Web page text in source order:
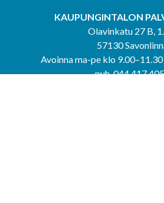
KAUPUNGINTALON
Olavinkatu 27 B,
57130
Avoinna ma-pe klo
puh. 044 417